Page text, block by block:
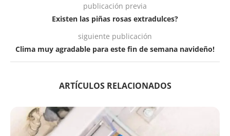
publicación previa
Existen las piñas rosas extradulces?
siguiente publicación
Clima muy agradable para este fin de semana navideño!
ARTÍCULOS RELACIONADOS